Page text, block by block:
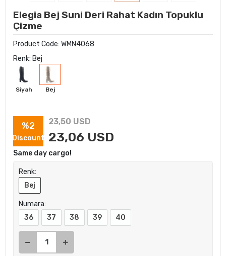
Elegia Bej Suni Deri Rahat Kadın Topuklu
Çizme
Product Code: WMN4068
Renk: Bej
Siyah Bej
%2
Discount
23,50 USD
23,06 USD
Same day cargo!
Renk:
Bej
Numara:
36
37 38 39 40